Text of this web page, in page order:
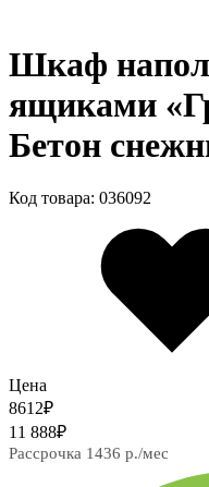
Шкаф
ящиками
Бетон
Код товара: 036092
Цена
8612₽
11 888₽
Рассрочка 1436 р./мес